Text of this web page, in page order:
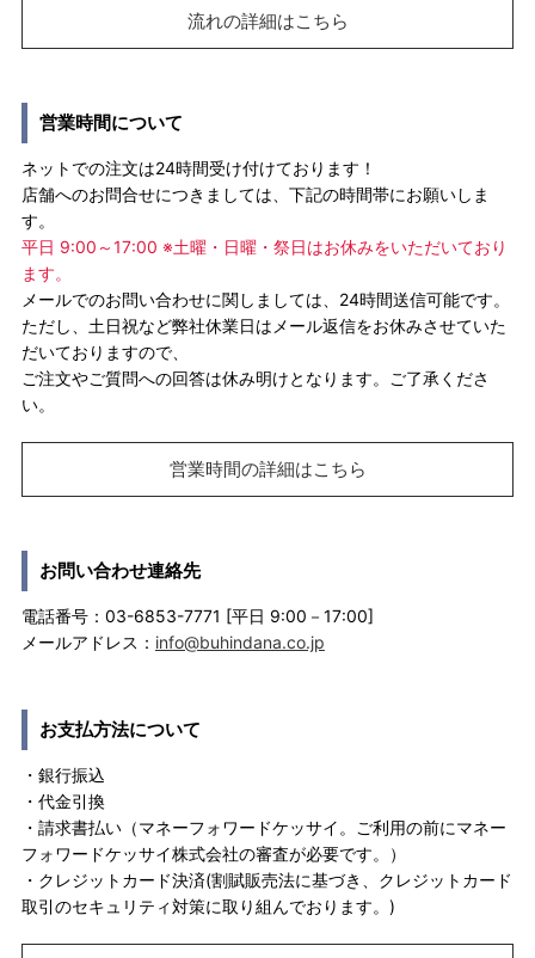
流れの詳細はこちら
営業時間について
ネットでの注文は24時間受け付けております！
店舗へのお問合せにつきましては、下記の時間帯にお願いしま
す。
平日 9:00～17:00 ※土曜・日曜・祭日はお休みをいただいており
ます。
メールでのお問い合わせに関しましては、24時間送信可能です。
ただし、土日祝など弊社休業日はメール返信をお休みさせていた
だいておりますので、
ご注文やご質問への回答は休み明けとなります。ご了承くださ
い。
営業時間の詳細はこちら
お問い合わせ連絡先
電話番号：03-6853-7771 [平日 9:00－17:00]
メールアドレス： info@buhindana.co.jp
お支払方法について
・銀行振込
・代金引換
・請求書払い（マネーフォワードケッサイ。ご利用の前にマネー
フォワードケッサイ株式会社の審査が必要です。）
・クレジットカード決済(割賦販売法に基づき、クレジットカード
取引のセキュリティ対策に取り組んでおります。)